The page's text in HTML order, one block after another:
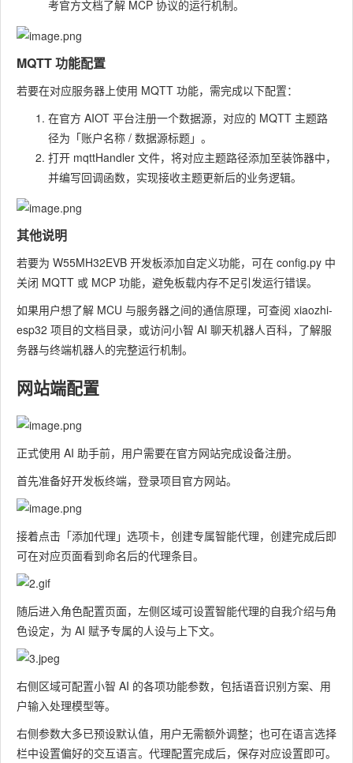
考官方文档了解 MCP 协议的运行机制。
MQTT 功能配置
若要在对应服务器上使用 MQTT 功能，需完成以下配置：
在官方 AIOT 平台注册一个数据源，对应的 MQTT 主题路
径为「账户名称 / 数据源标题」。
打开 mqttHandler 文件，将对应主题路径添加至装饰器中，
并编写回调函数，实现接收主题更新后的业务逻辑。
其他说明
若要为 W55MH32EVB 开发板添加自定义功能，可在 config.py 中
关闭 MQTT 或 MCP 功能，避免板载内存不足引发运行错误。
如果用户想了解 MCU 与服务器之间的通信原理，可查阅 xiaozhi-
esp32 项目的文档目录，或访问小智 AI 聊天机器人百科，了解服
务器与终端机器人的完整运行机制。
网站端配置
正式使用 AI 助手前，用户需要在官方网站完成设备注册。
首先准备好开发板终端，登录项目官方网站。
接着点击「添加代理」选项卡，创建专属智能代理，创建完成后即
可在对应页面看到命名后的代理条目。
随后进入角色配置页面，左侧区域可设置智能代理的自我介绍与角
色设定，为 AI 赋予专属的人设与上下文。
右侧区域可配置小智 AI 的各项功能参数，包括语音识别方案、用
户输入处理模型等。
右侧参数大多已预设默认值，用户无需额外调整；也可在语言选择
栏中设置偏好的交互语言。代理配置完成后，保存对应设置即可。